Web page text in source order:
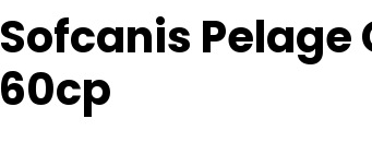
Sofcanis Pelage
60cp